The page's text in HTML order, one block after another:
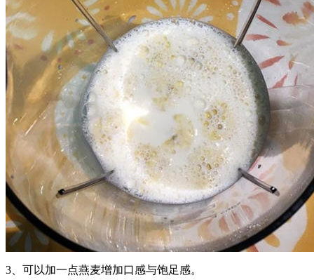
3、可以加一点燕麦增加口感与饱足感。